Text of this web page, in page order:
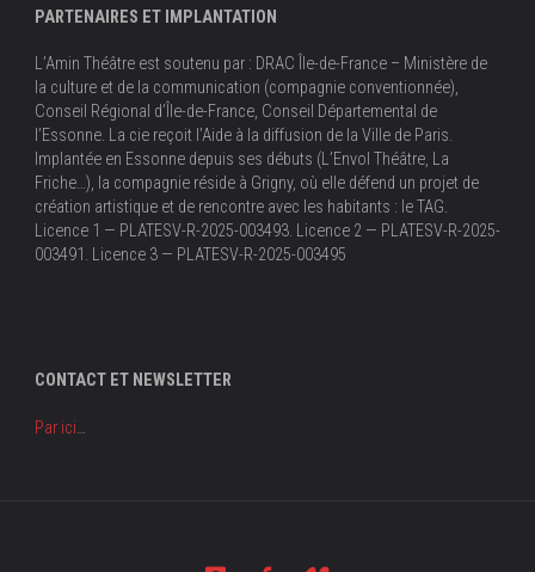
PARTENAIRES ET IMPLANTATION
L’Amin Théâtre est soutenu par : DRAC Île-de-France – Ministère de
la culture et de la communication (compagnie conventionnée),
Conseil Régional d’Île-de-France, Conseil Départemental de
l’Essonne. La cie reçoit l’Aide à la diffusion de la Ville de Paris.
Implantée en Essonne depuis ses débuts (L’Envol Théâtre, La
Friche…), la compagnie réside à Grigny, où elle défend un projet de
création artistique et de rencontre avec les habitants : le TAG.
Licence 1 — PLATESV-R-2025-003493. Licence 2 — PLATESV-R-2025-
003491. Licence 3 — PLATESV-R-2025-003495
CONTACT ET NEWSLETTER
Par ici…